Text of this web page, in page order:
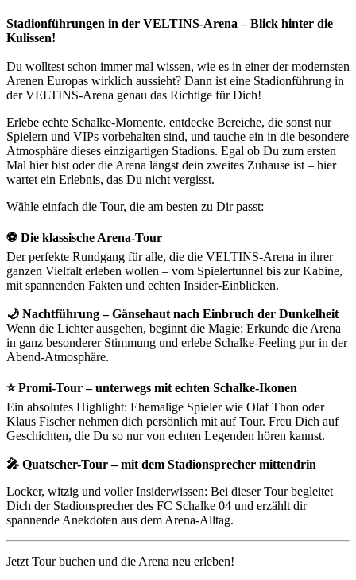
Stadionführungen in der VELTINS-Arena – Blick hinter die
Kulissen!
Du wolltest schon immer mal wissen, wie es in einer der modernsten
Arenen Europas wirklich aussieht? Dann ist eine Stadionführung in
der VELTINS-Arena genau das Richtige für Dich!
Erlebe echte Schalke-Momente, entdecke Bereiche, die sonst nur
Spielern und VIPs vorbehalten sind, und tauche ein in die besondere
Atmosphäre dieses einzigartigen Stadions. Egal ob Du zum ersten
Mal hier bist oder die Arena längst dein zweites Zuhause ist – hier
wartet ein Erlebnis, das Du nicht vergisst.
Wähle einfach die Tour, die am besten zu Dir passt:
⚽ Die klassische Arena-Tour
Der perfekte Rundgang für alle, die die VELTINS-Arena in ihrer
ganzen Vielfalt erleben wollen – vom Spielertunnel bis zur Kabine,
mit spannenden Fakten und echten Insider-Einblicken.
🌙 Nachtführung – Gänsehaut nach Einbruch der Dunkelheit
Wenn die Lichter ausgehen, beginnt die Magie: Erkunde die Arena
in ganz besonderer Stimmung und erlebe Schalke-Feeling pur in der
Abend-Atmosphäre.
⭐ Promi-Tour – unterwegs mit echten Schalke-Ikonen
Ein absolutes Highlight: Ehemalige Spieler wie Olaf Thon oder
Klaus Fischer nehmen dich persönlich mit auf Tour. Freu Dich auf
Geschichten, die Du so nur von echten Legenden hören kannst.
🎤 Quatscher-Tour – mit dem Stadionsprecher mittendrin
Locker, witzig und voller Insiderwissen: Bei dieser Tour begleitet
Dich der Stadionsprecher des FC Schalke 04 und erzählt dir
spannende Anekdoten aus dem Arena-Alltag.
Jetzt Tour buchen und die Arena neu erleben!